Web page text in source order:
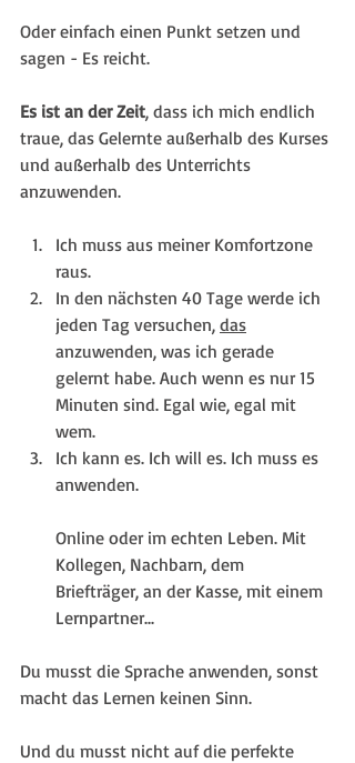
Oder einfach einen Punkt setzen und
sagen - Es reicht.
Es ist an der Zeit, dass ich mich endlich
traue, das Gelernte außerhalb des Kurses
und außerhalb des Unterrichts
anzuwenden.
Ich muss aus meiner Komfortzone
raus.
In den nächsten 40 Tage werde ich
jeden Tag versuchen, das
anzuwenden, was ich gerade
gelernt habe. Auch wenn es nur 15
Minuten sind. Egal wie, egal mit
wem.
Ich kann es. Ich will es. Ich muss es
anwenden.
Online oder im echten Leben. Mit
Kollegen, Nachbarn, dem
Briefträger, an der Kasse, mit einem
Lernpartner...
Du musst die Sprache anwenden, sonst
macht das Lernen keinen Sinn.
Und du musst nicht auf die perfekte